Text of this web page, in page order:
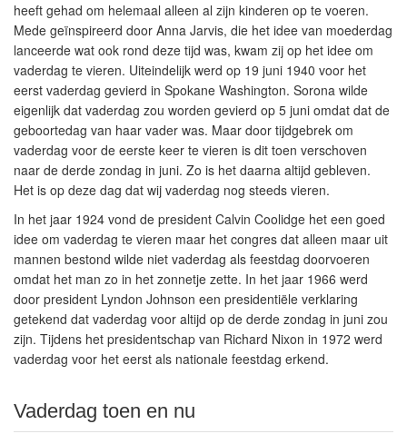
heeft gehad om helemaal alleen al zijn kinderen op te voeren.
Mede geïnspireerd door Anna Jarvis, die het idee van moederdag
lanceerde wat ook rond deze tijd was, kwam zij op het idee om
vaderdag te vieren. Uiteindelijk werd op 19 juni 1940 voor het
eerst vaderdag gevierd in Spokane Washington. Sorona wilde
eigenlijk dat vaderdag zou worden gevierd op 5 juni omdat dat de
geboortedag van haar vader was. Maar door tijdgebrek om
vaderdag voor de eerste keer te vieren is dit toen verschoven
naar de derde zondag in juni. Zo is het daarna altijd gebleven.
Het is op deze dag dat wij vaderdag nog steeds vieren.
In het jaar 1924 vond de president Calvin Coolidge het een goed
idee om vaderdag te vieren maar het congres dat alleen maar uit
mannen bestond wilde niet vaderdag als feestdag doorvoeren
omdat het man zo in het zonnetje zette. In het jaar 1966 werd
door president Lyndon Johnson een presidentiële verklaring
getekend dat vaderdag voor altijd op de derde zondag in juni zou
zijn. Tijdens het presidentschap van Richard Nixon in 1972 werd
vaderdag voor het eerst als nationale feestdag erkend.
Vaderdag toen en nu